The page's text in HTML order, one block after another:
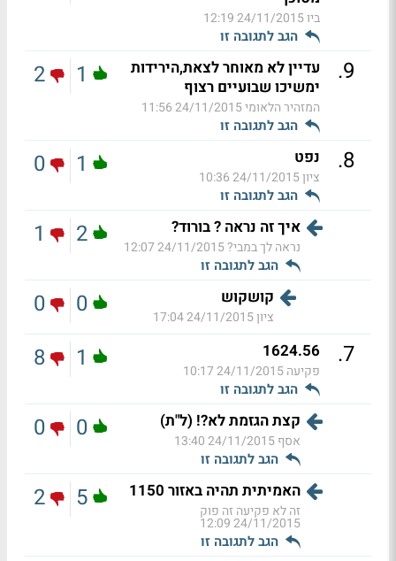
ביו24/11/2015 12:19
הגב לתגובה זו
9
.
עדיין לא מאוחר לצאת,הירידות
ימשיכו שבועיים רצוף
המזהיר הלאומי24/11/2015 11:56
הגב לתגובה זו
1
2
8
. נפט
ציון24/11/2015 10:36
הגב לתגובה זו
1
0
איך זה נראה ? בורוד?
נראה לך במבי?24/11/2015 12:07
הגב לתגובה זו
2
1
קושקוש
ציון24/11/2015 17:04
0
0
7
.
1624.56
פקיעה24/11/2015 10:17
הגב לתגובה זו
1
8
קצת הגזמת לא?! (ל"ת)
אסף24/11/2015 13:40
הגב לתגובה זו
0
0
האמיתית תהיה באזור 1150
זה לא פקיעה זה פוק
24/11/2015 12:09
הגב לתגובה זו
5
2